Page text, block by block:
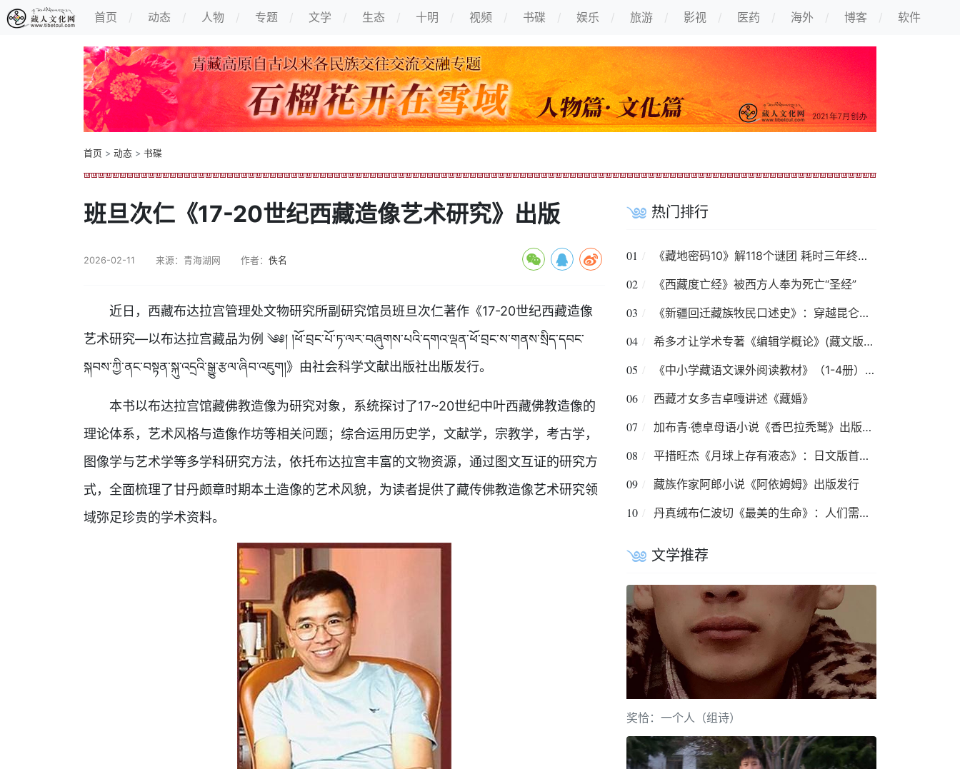
首页 动态 人物 专题 文学 生态 十明 视频 书碟 娱乐 旅游 影视 医药 海外 博客 软件
首页 > 动态 > 书碟
班旦次仁《17-20世纪西藏造像艺术研究》出版
2026-02-11 来源：青海湖网 作者： 佚名
近日，西藏布达拉宫管理处文物研究所副研究馆员班旦次仁著作《17-20世纪西藏造像
艺术研究—以布达拉宫藏品为例 ༄༅། །ཕོ་བྲང་པོ་ཏ་ལར་བཞུགས་པའི་དགའ་ལྡན་ཕོ་བྲང་ས་གནས་སྲིད་དབང་
སྐབས་ཀྱི་ནང་བསྟན་སྐུ་འདྲའི་སྒྱུ་རྩལ་ཞིབ་འཇུག།》由社会科学文献出版社出版发行。
本书以布达拉宫馆藏佛教造像为研究对象，系统探讨了17~20世纪中叶西藏佛教造像的
理论体系，艺术风格与造像作坊等相关问题；综合运用历史学，文献学，宗教学，考古学，
图像学与艺术学等多学科研究方法，依托布达拉宫丰富的文物资源，通过图文互证的研究方
式，全面梳理了甘丹颇章时期本土造像的艺术风貌，为读者提供了藏传佛教造像艺术研究领
域弥足珍贵的学术资料。
热门排行
01 《藏地密码10》解118个谜团 耗时三年终出大结局
02 《西藏度亡经》被西方人奉为死亡“圣经”
03 《新疆回迁藏族牧民口述史》：穿越昆仑山的故事
04 希多才让学术专著《编辑学概论》(藏文版)出版发行
05 《中小学藏语文课外阅读教材》（1-4册）出版发行
06 西藏才女多吉卓嘎讲述《藏婚》
07 加布青·德卓母语小说《香巴拉秃鹫》出版发行
08 平措旺杰《月球上存有液态》：日文版首发仪式在京举行
09 藏族作家阿郎小说《阿依姆姆》出版发行
10 丹真绒布仁波切《最美的生命》：人们需要安祥清净
文学推荐
奖恰：一个人（组诗）